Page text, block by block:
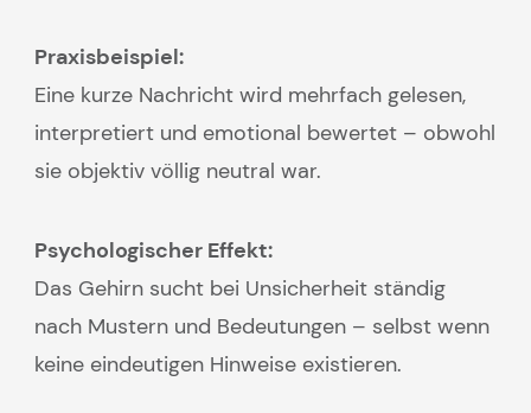
Praxisbeispiel:
Eine kurze Nachricht wird mehrfach gelesen,
interpretiert und emotional bewertet – obwohl
sie objektiv völlig neutral war.
Psychologischer Effekt:
Das Gehirn sucht bei Unsicherheit ständig
nach Mustern und Bedeutungen – selbst wenn
keine eindeutigen Hinweise existieren.